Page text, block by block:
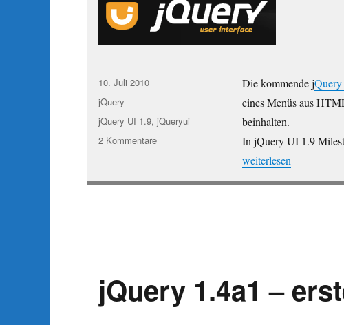
Die kommende j
eines Menüs aus
beinhalten.
In jQuery UI 1.9
„jQuery UI 1.9
weiterlesen
Veröffentlicht
am
10. Juli 2010
Kategorien
jQuery
Schlagwörter
jQuery UI 1.9, jQueryui
2 Kommentarezu
1.9
jQuery 1.4a1 –